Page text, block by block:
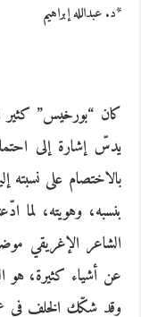
*د. عبدالله إبراهيم
كان “بورخيس” كثير
يدسّ إشارة إلى
بالاختصام على نسبته
بنسبه، وهويته،
الشاعر الإغريقي
عن أشياء كثيرة، هو
وقد شكّك الخلف في